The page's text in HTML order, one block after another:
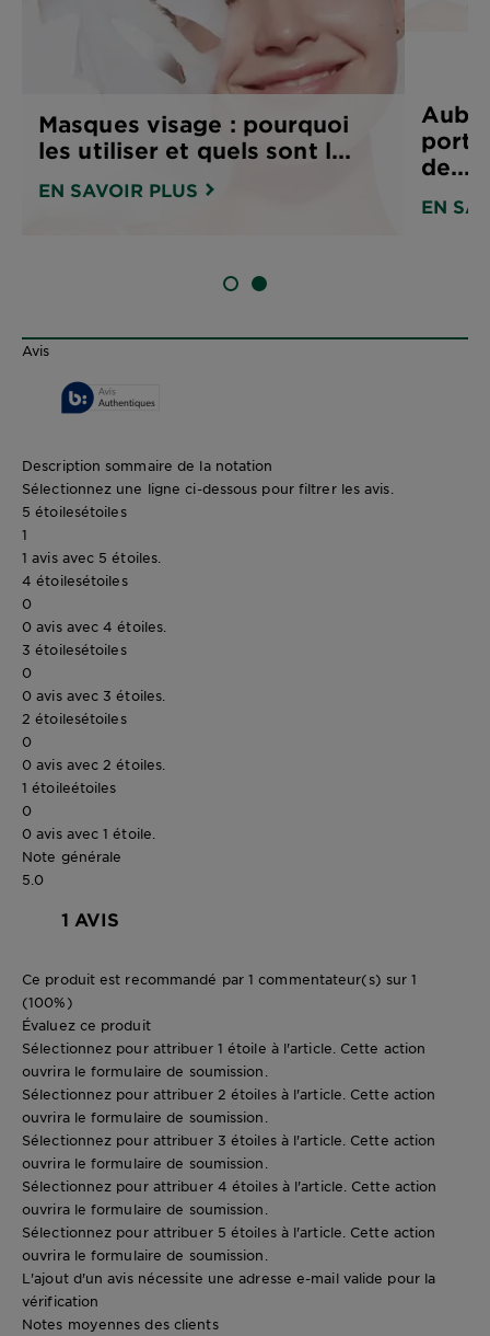
Masques visage : pourquoi
les utiliser et quels sont l...
EN SAVOIR PLUS
de...
EN
DIAPOSITIVE 1
DIAPOSITIVE 2
Avis
Description sommaire de la notation
Sélectionnez une ligne ci-dessous pour filtrer les avis.
5 étoilesétoiles
1
1 avis avec 5 étoiles.
4 étoilesétoiles
0
0 avis avec 4 étoiles.
3 étoilesétoiles
0
0 avis avec 3 étoiles.
2 étoilesétoiles
0
0 avis avec 2 étoiles.
1 étoileétoiles
0
0 avis avec 1 étoile.
Note générale
5.0
1 AVIS
Ce produit est recommandé par 1 commentateur(s) sur 1
(100%)
Évaluez ce produit
Sélectionnez pour attribuer 1 étoile à l'article. Cette action
ouvrira le formulaire de soumission.
Sélectionnez pour attribuer 2 étoiles à l'article. Cette action
ouvrira le formulaire de soumission.
Sélectionnez pour attribuer 3 étoiles à l'article. Cette action
ouvrira le formulaire de soumission.
Sélectionnez pour attribuer 4 étoiles à l'article. Cette action
ouvrira le formulaire de soumission.
Sélectionnez pour attribuer 5 étoiles à l'article. Cette action
ouvrira le formulaire de soumission.
L'ajout d'un avis nécessite une adresse e-mail valide pour la
vérification
Notes moyennes des clients